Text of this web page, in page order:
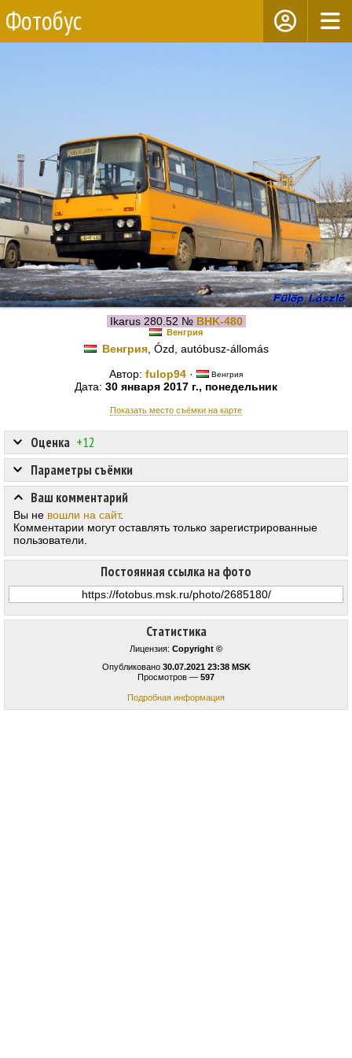
Фотобус
Ikarus 280.52 № BHK-480
Венгрия
Венгрия, Ózd, autóbusz-állomás
Автор: fulop94 · Венгрия
Дата: 30 января 2017 г., понедельник
Показать место съёмки на карте
Статистика
Лицензия: Copyright ©
Опубликовано 30.07.2021 23:38 MSK
Просмотров — 597
Подробная информация
Оценка +12
Постоянная ссылка на фото
Параметры съёмки
Ваш комментарий
Вы не вошли на сайт.
Комментарии могут оставлять только зарегистрированные
пользователи.